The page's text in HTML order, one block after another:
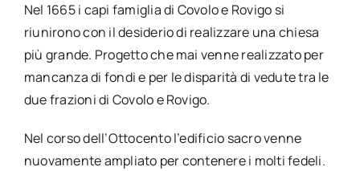
Nel 1665 i capi famiglia di Covolo e Rovigo si
riunirono con il desiderio di realizzare una chiesa
più grande. Progetto che mai venne realizzato per
mancanza di fondi e per le disparità di vedute tra le
due frazioni di Covolo e Rovigo.
Nel corso dell’Ottocento l’edificio sacro venne
nuovamente ampliato per contenere i molti fedeli.